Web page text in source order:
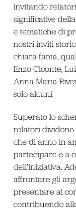
invitando
significative
e tematiche di
nostri inviti
chiara fama,
Enzo Ciconte,
Anna Maria
solo alcuni.
Superato lo
relatori dividono
che di anno in
partecipare e a
dell’iniziativa.
affrontare gli
presentare al
contribuendo